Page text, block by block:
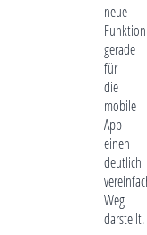
neue
Funktion
gerade
für
die
mobile
App
einen
deutlich
Weg
darstellt.